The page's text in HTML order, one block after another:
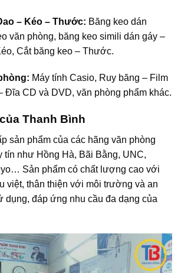
– Kéo – Thước: Băng keo dán
văn phòng, băng keo simili dán gáy –
Cắt băng keo – Thước.
Máy tính Casio, Ruy băng – Film
Đĩa CD và DVD, văn phòng phẩm khác.
Thanh Bình
sản phẩm của các hãng văn phòng
tín như Hồng Hà, Bãi Bằng, UNC,
Sản phẩm có chất lượng cao với
việt, thân thiện với môi trường và an
dụng, đáp ứng nhu cầu đa dạng của